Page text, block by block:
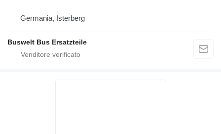
Germania, Isterberg
Buswelt Bus Ersatzteile